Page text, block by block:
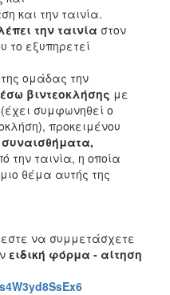
και την ταινία.
την ταινία στον
το εξυπηρετεί
ομάδας την
βιντεοκλήσης με
συμφωνηθεί ο
προκειμένου
την ταινία, η οποία
θέμα αυτής της
να συμμετάσχετε
ειδική φόρμα - αίτηση